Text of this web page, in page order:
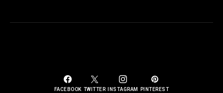
FACEBOOK TWITTER
INSTAGRAM
PINTEREST